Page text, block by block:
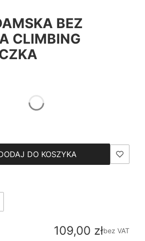
BEZ
CLIMBING
DO KOSZYKA
Cena
109,00 złbez VAT